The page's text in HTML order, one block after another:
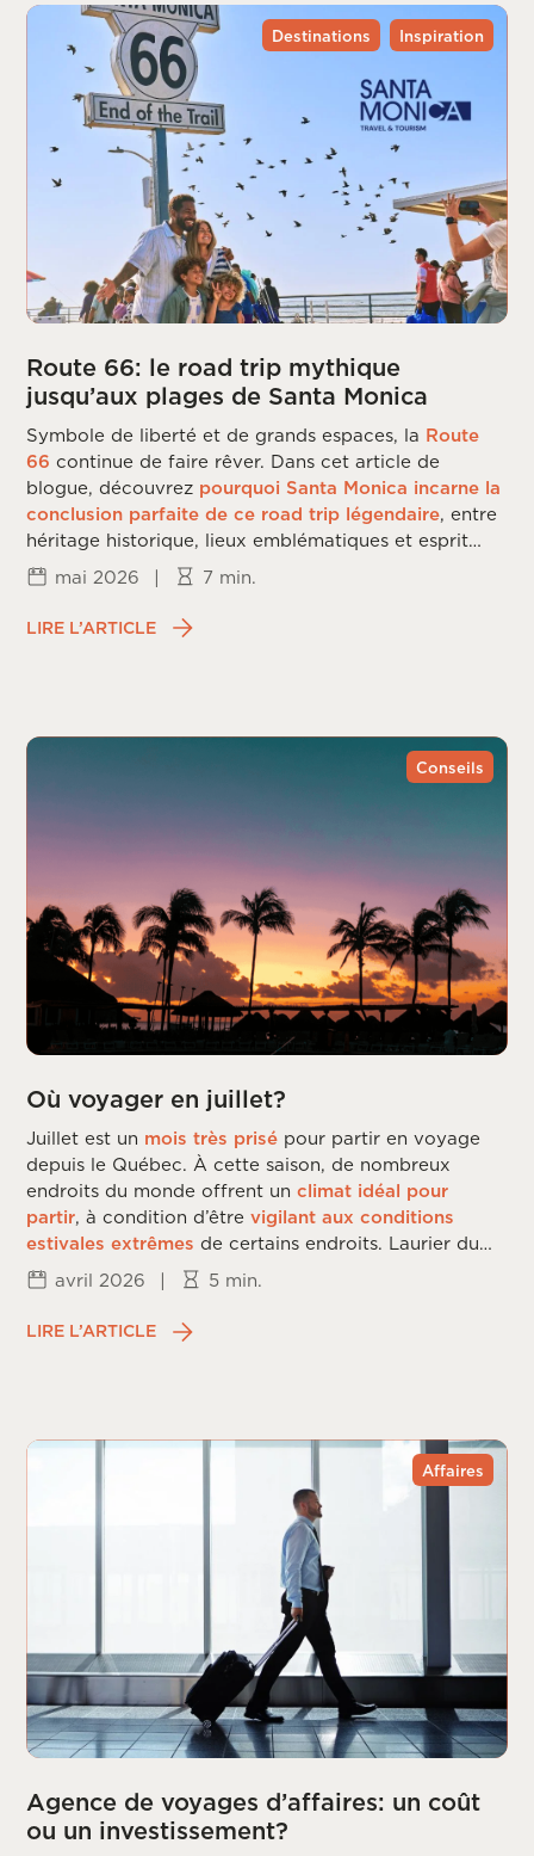
Destinations Inspiration
Route 66: le road trip mythique
jusqu’aux plages de Santa Monica
Symbole de liberté et de grands espaces, la Route
66 continue de faire rêver. Dans cet article de
blogue, découvrez pourquoi Santa Monica incarne la
conclusion parfaite de ce road trip légendaire, entre
héritage historique, lieux emblématiques et esprit
californien.
mai 2026 | 7 min.
LIRE L’ARTICLE
Conseils
Où voyager en juillet?
Juillet est un mois très prisé pour partir en voyage
depuis le Québec. À cette saison, de nombreux
endroits du monde offrent unclimat idéal pour
partir, à condition d’êtrevigilant aux conditions
estivales extrêmes de certains endroits. Laurier du
Vallon vous dévoile les
meilleures destinations
voyage en
juillet
avril 2026 | 5 min.
LIRE L’ARTICLE
Affaires
Agence de voyages d’affaires: un coût
ou un investissement?